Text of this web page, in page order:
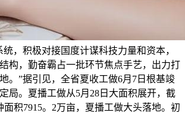
，积极对接国度计谋科技力量和资本，
构，勤奋霸占一批环节焦点手艺，出力打
。”据引见，全省夏收工做6月7日根基竣
局。夏播工做从5月28日大面积展开，截
面积7915。2万亩，夏播工做大头落地。初